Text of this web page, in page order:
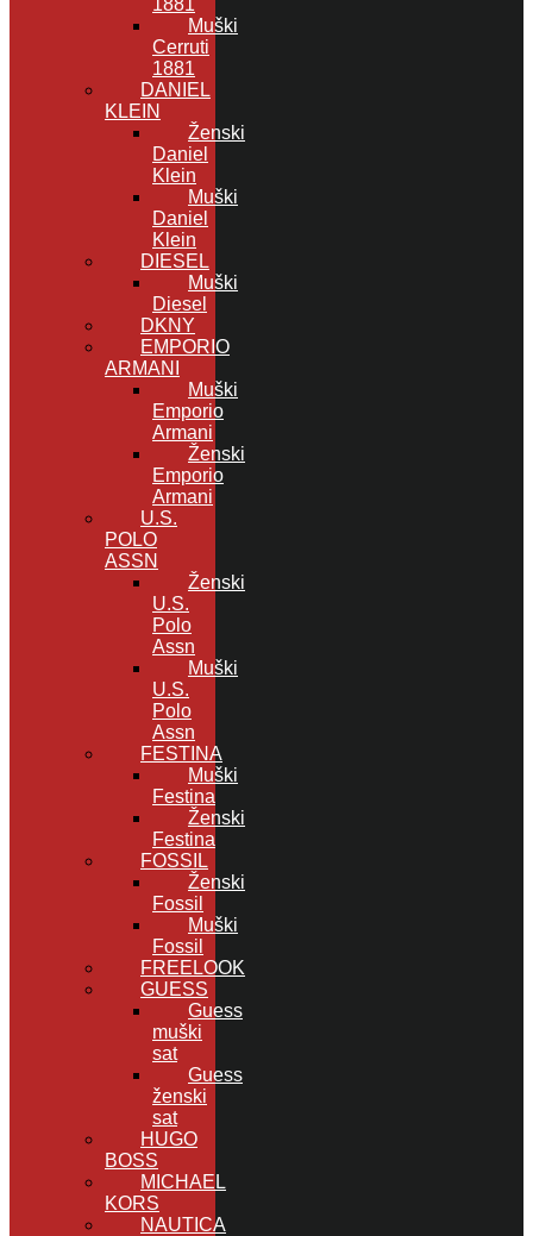
Muški
Cerruti
1881
DANIEL
KLEIN
Ženski
Daniel
Klein
Muški
Daniel
Klein
DIESEL
Muški
Diesel
DKNY
EMPORIO
ARMANI
Muški
Emporio
Armani
Ženski
Emporio
Armani
U.S.
POLO
ASSN
Ženski
U.S.
Polo
Assn
Muški
U.S.
Polo
Assn
FESTINA
Muški
Festina
Ženski
Festina
FOSSIL
Ženski
Fossil
Muški
Fossil
FREELOOK
GUESS
Guess
muški
sat
Guess
ženski
sat
HUGO
BOSS
MICHAEL
KORS
NAUTICA